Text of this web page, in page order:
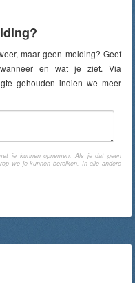
maar geen melding? Geef
en wat je ziet. Via
gehouden indien we meer
je kunnen opnemen. Als je dat geen
we je kunnen bereiken. In alle andere